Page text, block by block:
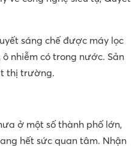
sáng chế được máy lọc
nhiễm có trong nước. Sản
thị trường.
ở một số thành phố lớn,
hết sức quan tâm. Nhận